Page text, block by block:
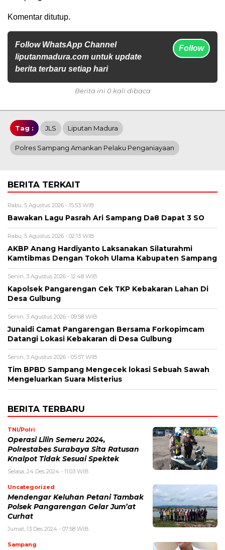
Komentar ditutup.
Follow WhatsApp Channel
liputanmadura.com untuk update
berita terbaru setiap hari
Follow
Berita ini 0 kali dibaca
Tag : JLS Liputan Madura
Polres Sampang Amankan Pelaku Penganiayaan
BERITA TERKAIT
Rabu, 5 Agustus 2026 - 15:53 WIB
Bawakan Lagu Pasrah Ari Sampang Da8 Dapat 3 SO
Rabu, 5 Agustus 2026 - 02:13 WIB
AKBP Anang Hardiyanto Laksanakan Silaturahmi
Kamtibmas Dengan Tokoh Ulama Kabupaten Sampang
Senin, 3 Agustus 2026 - 12:48 WIB
Kapolsek Pangarengan Cek TKP Kebakaran Lahan Di
Desa Gulbung
Senin, 3 Agustus 2026 - 09:58 WIB
Junaidi Camat Pangarengan Bersama Forkopimcam
Datangi Lokasi Kebakaran di Desa Gulbung
Senin, 3 Agustus 2026 - 05:57 WIB
Tim BPBD Sampang Mengecek lokasi Sebuah Sawah
Mengeluarkan Suara Misterius
BERITA TERBARU
TNI/Polri
Operasi Lilin Semeru 2024,
Polrestabes Surabaya Sita Ratusan
Knalpot Tidak Sesuai Spektek
Selasa, 24 Des 2024 - 11:03 WIB
Uncategorized
Mendengar Keluhan Petani Tambak
Polsek Pangarengan Gelar Jum’at
Curhat
Jumat, 13 Des 2024 - 07:58 WIB
Sampang